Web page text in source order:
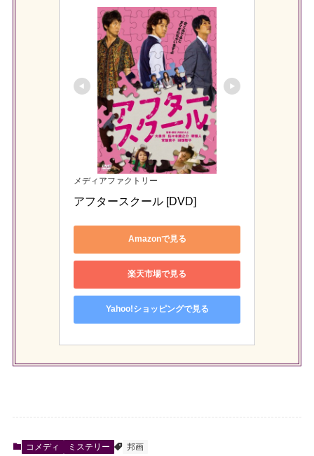
メディアファクトリー
アフタースクール [DVD]
Amazonで見る
楽天市場で見る
Yahoo!ショッピングで見る
コメディ ミステリー 邦画